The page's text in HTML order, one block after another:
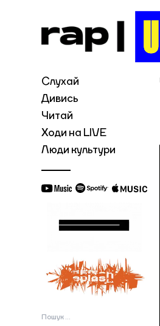
Слухай
Дивись
Читай
Ходи на LIVE
Люди культури
Пошук: